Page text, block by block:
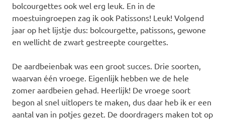
bolcourgettes ook wel erg leuk. En in de
moestuingroepen zag ik ook Patissons! Leuk! Volgend
jaar op het lijstje dus: bolcourgette, patissons, gewone
en wellicht de zwart gestreepte courgettes.
De aardbeienbak was een groot succes. Drie soorten,
waarvan één vroege. Eigenlijk hebben we de hele
zomer aardbeien gehad. Heerlijk! De vroege soort
begon al snel uitlopers te maken, dus daar heb ik er een
aantal van in potjes gezet. De doordragers maken tot op